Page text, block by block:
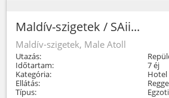
Maldív-szigetek / SAii...
Maldív-szigetek, Male Atoll
Utazás:
Időtartam:
7 éj
Kategória:
Ellátás:
Típus: